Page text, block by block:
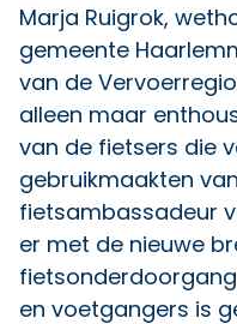
Marja Ruigrok,
gemeente
van de
alleen maar
van de fietsers die
gebruikmaakten
fietsambassadeur
er met de nieuwe
en voetgangers is